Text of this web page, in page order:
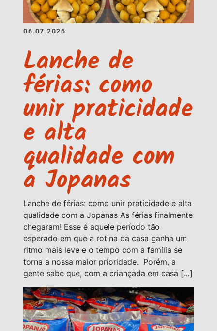
06.07.2026
Lanche de
férias: como
unir praticidade
e alta
qualidade com
a Jopanas
Lanche de férias: como unir praticidade e alta
qualidade com a Jopanas As férias finalmente
chegaram! Esse é aquele período tão
esperado em que a rotina da casa ganha um
ritmo mais leve e o tempo com a família se
torna a nossa maior prioridade. Porém, a
gente sabe que, com a criançada em casa […]